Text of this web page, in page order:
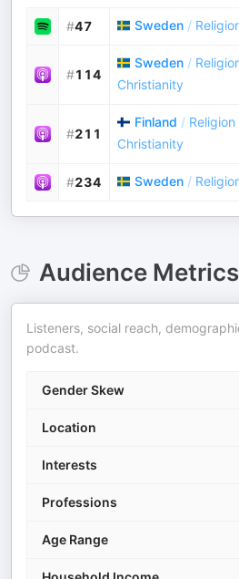
#47 Sweden /
#114
Sweden /
Christianity
#211
Finland /
Christianity
#234 Sweden /
Audience Metrics
Listeners, social reach,
podcast.
Gender Skew
Location
Interests
Professions
Age Range